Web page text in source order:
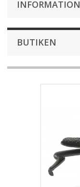
INFORMATION
BUTIKEN